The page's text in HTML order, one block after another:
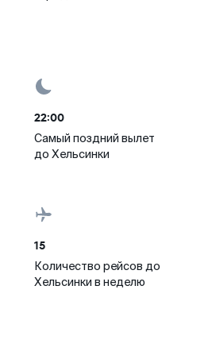
22:00
Самый поздний вылет
до Хельсинки
15
Количество рейсов до
Хельсинки в неделю